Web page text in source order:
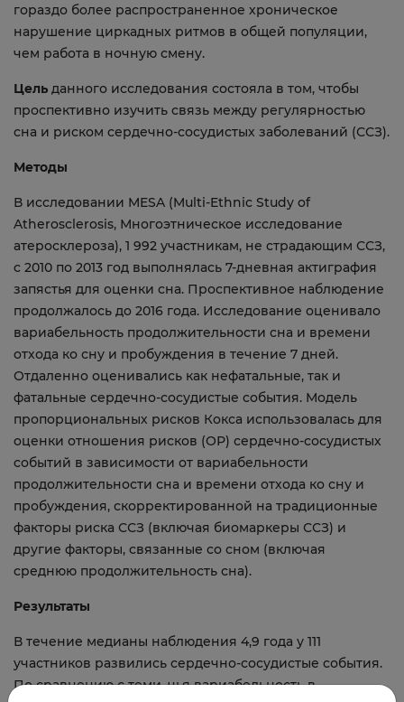
гораздо более распространенное хроническое
нарушение циркадных ритмов в общей популяции,
чем работа в ночную смену.
Цель данного исследования состояла в том, чтобы
проспективно изучить связь между регулярностью
сна и риском сердечно-сосудистых заболеваний (ССЗ).
Методы
В исследовании MESA (Multi-Ethnic Study of
Atherosclerosis, Многоэтническое исследование
атеросклероза), 1 992 участникам, не страдающим ССЗ,
с 2010 по 2013 год выполнялась 7-дневная актиграфия
запястья для оценки сна. Проспективное наблюдение
продолжалось до 2016 года. Исследование оценивало
вариабельность продолжительности сна и времени
отхода ко сну и пробуждения в течение 7 дней.
Отдаленно оценивались как нефатальные, так и
фатальные сердечно-сосудистые события. Модель
пропорциональных рисков Кокса использовалась для
оценки отношения рисков (ОР) сердечно-сосудистых
событий в зависимости от вариабельности
продолжительности сна и времени отхода ко сну и
пробуждения, скорректированной на традиционные
факторы риска ССЗ (включая биомаркеры ССЗ) и
другие факторы, связанные со сном (включая
среднюю продолжительность сна).
Результаты
В течение медианы наблюдения 4,9 года у 111
участников развились сердечно-сосудистые события.
По сравнению с теми, чья вариабельность в